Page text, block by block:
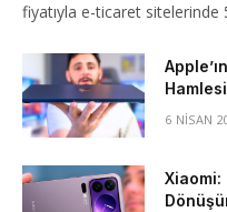
fiyatıyla e-ticaret sitelerinde
6 NISAN